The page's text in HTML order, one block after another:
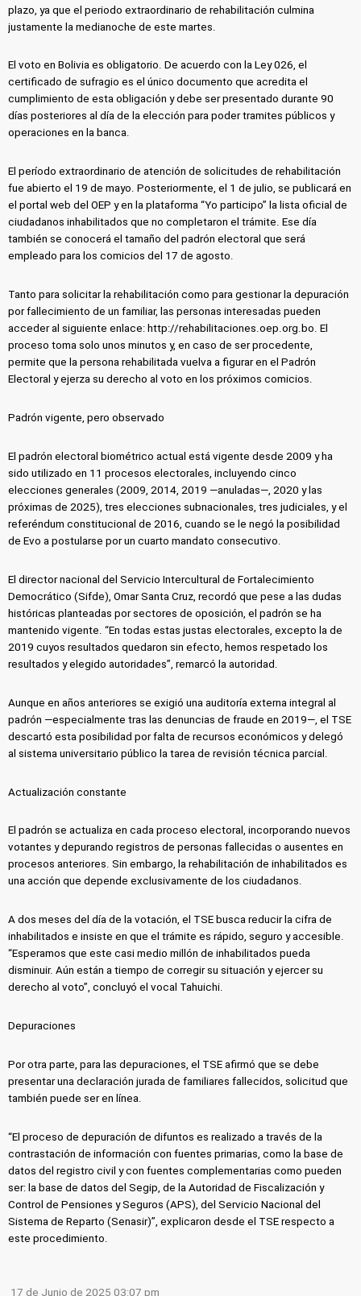
plazo, ya que el periodo extraordinario de rehabilitación culmina
justamente la medianoche de este martes.
El voto en Bolivia es obligatorio. De acuerdo con la Ley 026, el
certificado de sufragio es el único documento que acredita el
cumplimiento de esta obligación y debe ser presentado durante 90
días posteriores al día de la elección para poder tramites públicos y
operaciones en la banca.
El período extraordinario de atención de solicitudes de rehabilitación
fue abierto el 19 de mayo. Posteriormente, el 1 de julio, se publicará en
el portal web del OEP y en la plataforma “Yo participo” la lista oficial de
ciudadanos inhabilitados que no completaron el trámite. Ese día
también se conocerá el tamaño del padrón electoral que será
empleado para los comicios del 17 de agosto.
Tanto para solicitar la rehabilitación como para gestionar la depuración
por fallecimiento de un familiar, las personas interesadas pueden
acceder al siguiente enlace: http://rehabilitaciones.oep.org.bo. El
proceso toma solo unos minutos y, en caso de ser procedente,
permite que la persona rehabilitada vuelva a figurar en el Padrón
Electoral y ejerza su derecho al voto en los próximos comicios.
Padrón vigente, pero observado
El padrón electoral biométrico actual está vigente desde 2009 y ha
sido utilizado en 11 procesos electorales, incluyendo cinco
elecciones generales (2009, 2014, 2019 —anuladas—, 2020 y las
próximas de 2025), tres elecciones subnacionales, tres judiciales, y el
referéndum constitucional de 2016, cuando se le negó la posibilidad
de Evo a postularse por un cuarto mandato consecutivo.
El director nacional del Servicio Intercultural de Fortalecimiento
Democrático (Sifde), Omar Santa Cruz, recordó que pese a las dudas
históricas planteadas por sectores de oposición, el padrón se ha
mantenido vigente. “En todas estas justas electorales, excepto la de
2019 cuyos resultados quedaron sin efecto, hemos respetado los
resultados y elegido autoridades”, remarcó la autoridad.
Aunque en años anteriores se exigió una auditoría externa integral al
padrón —especialmente tras las denuncias de fraude en 2019—, el TSE
descartó esta posibilidad por falta de recursos económicos y delegó
al sistema universitario público la tarea de revisión técnica parcial.
Actualización constante
El padrón se actualiza en cada proceso electoral, incorporando nuevos
votantes y depurando registros de personas fallecidas o ausentes en
procesos anteriores. Sin embargo, la rehabilitación de inhabilitados es
una acción que depende exclusivamente de los ciudadanos.
A dos meses del día de la votación, el TSE busca reducir la cifra de
inhabilitados e insiste en que el trámite es rápido, seguro y accesible.
“Esperamos que este casi medio millón de inhabilitados pueda
disminuir. Aún están a tiempo de corregir su situación y ejercer su
derecho al voto”, concluyó el vocal Tahuichi.
Depuraciones
Por otra parte, para las depuraciones, el TSE afirmó que se debe
presentar una declaración jurada de familiares fallecidos, solicitud que
también puede ser en línea.
“El proceso de depuración de difuntos es realizado a través de la
contrastación de información con fuentes primarias, como la base de
datos del registro civil y con fuentes complementarias como pueden
ser: la base de datos del Segip, de la Autoridad de Fiscalización y
Control de Pensiones y Seguros (APS), del Servicio Nacional del
Sistema de Reparto (Senasir)”, explicaron desde el TSE respecto a
este procedimiento.
17 de Junio de 2025 03:07 pm